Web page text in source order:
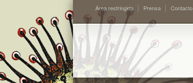
Área restringida Prensa Contacto